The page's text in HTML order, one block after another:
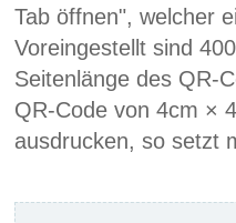
Tab öffnen", welcher
Voreingestellt sind
Seitenlänge des QR-
QR-Code von 4cm ×
ausdrucken, so setzt